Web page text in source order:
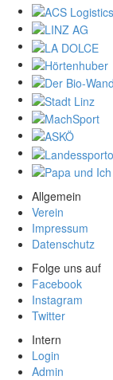
Allgemein
Verein
Impressum
Datenschutz
Folge uns auf
Facebook
Instagram
Twitter
Intern
Login
Admin